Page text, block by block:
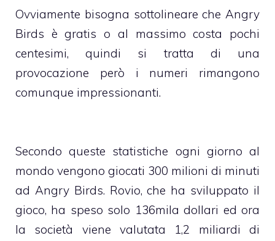
Ovviamente bisogna sottolineare che Angry
Birds è gratis o al massimo costa pochi
centesimi, quindi si tratta di una
provocazione però i numeri rimangono
comunque impressionanti.
Secondo queste statistiche ogni giorno al
mondo vengono giocati 300 milioni di minuti
ad Angry Birds. Rovio, che ha sviluppato il
gioco, ha speso solo 136mila dollari ed ora
la società viene valutata 1,2 miliardi di